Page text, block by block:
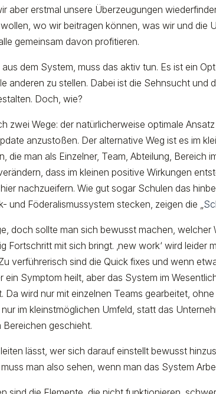
aber erstmal unsere Überzeugungen
wo wir beitragen können, was wir und die
gemeinsam davon profitieren.
dem System, muss das aktiv tun. Es ist ein
anderen zu stellen. Dabei ist die Sehnsucht und
Doch, wie?
zwei Wege: der natürlicherweise optimale
anzustoßen. Der alternative Weg ist es im
die man als Einzelner, Team, Abteilung, Bereich
dass im kleinen positive Wirkungen
nachzueifern. Wie gut sogar Schulen das
und Föderalismussystem stecken, zeigen die „
doch sollte man sich bewusst machen,
Fortschritt mit sich bringt. ‚new work‘ wird leider
verführerisch sind die Quick fixes und wenn
ein Symptom heilt, aber das System im
Da wird nur mit einzelnen Teams gearbeitet,
im kleinstmöglichen Umfeld, statt das
geschieht.
lässt, wer sich darauf einstellt bewusst
man also sehen, wenn man das System